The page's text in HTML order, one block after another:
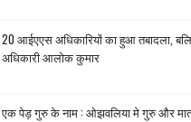
20 आईएएस अधिकारियों का हुआ तबादला,
अधिकारी आलोक कुमार
एक पेड़ गुरु के नाम : ओझवलिया मे गुरु और